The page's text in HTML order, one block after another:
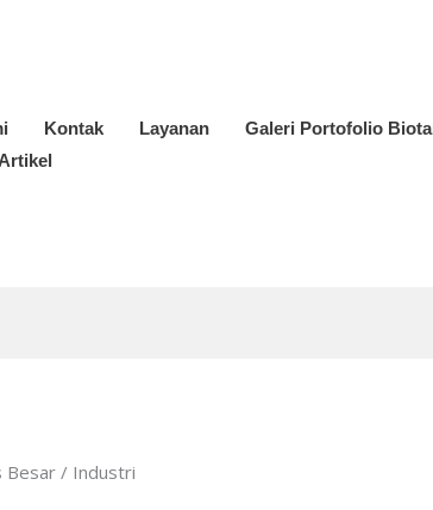
Kontak Layanan Galeri Portofolio
Artikel